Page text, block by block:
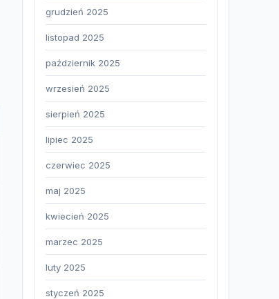
grudzień 2025
listopad 2025
październik 2025
wrzesień 2025
sierpień 2025
lipiec 2025
czerwiec 2025
maj 2025
kwiecień 2025
marzec 2025
luty 2025
styczeń 2025